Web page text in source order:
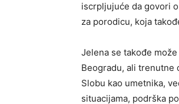
iscrpljujuće da govori
za porodicu, koja
Jelena se takođe
Beogradu, ali trenutne
Slobu kao umetnika,
situacijama, podrška